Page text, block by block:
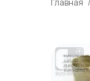
Главная